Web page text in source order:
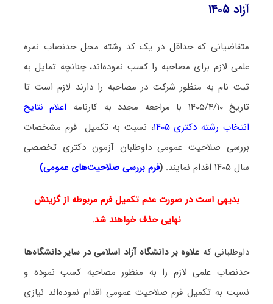
آزاد ۱۴۰۵
متقاضیانی که حداقل در یک کد رشته محل حدنصاب نمره
علمی لازم برای مصاحبه را کسب نموده‌اند، چنانچه تمایل به
ثبت نام به منظور شرکت در مصاحبه را دارند لازم است تا
تاریخ ۱۴۰۵/۴/۱۰ با مراجعه مجدد به کارنامه
اعلام نتایج
انتخاب رشته دکتری ۱۴۰۵
، نسبت به تکمیل فرم مشخصات
بررسی صلاحیت عمومی داوطلبان آزمون دکتری تخصصی
سال ۱۴۰۵ اقدام نمایند.
(فرم بررسی صلاحیت‌های عمومی)
بدیهی است در صورت‌ عدم تکمیل فرم مربوطه از گزینش
نهایی حذف خواهند شد.
داوطلبانی که علاوه بر دانشگاه آزاد اسلامی در سایر دانشگاه‌ها
حدنصاب علمی لازم را به منظور مصاحبه کسب نموده و
نسبت به تکمیل فرم صلاحیت عمومی اقدام نموده‌اند نیازی